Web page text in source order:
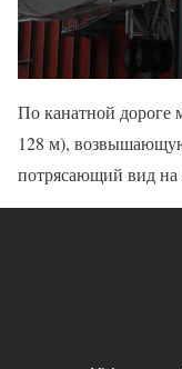
По канатной дороге
128 м),
потрясающий вид